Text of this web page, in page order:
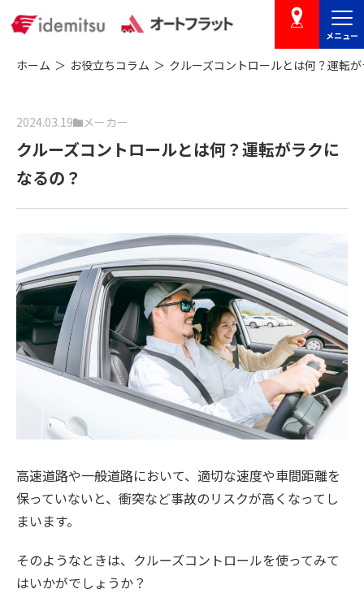
店舗を探す
メニュー
ホーム お役立ちコラム クルーズコントロールとは何？運転
2024.03.19 メーカー
クルーズコントロールとは何？運転がラクに
なるの？
高速道路や一般道路において、適切な速度や車間距離を
保っていないと、 衝突など事故のリスクが高くなってし
まいます。
そのようなときは、クルーズコントロールを使ってみて
はいかがでしょうか？